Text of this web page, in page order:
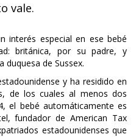
vale.
interés especial en ese bebé
británica, por su padre, y
duquesa de Sussex.
y ha residido en
de los cuales al menos dos
el bebé automáticamente es
fundador de American Tax
estadounidenses que